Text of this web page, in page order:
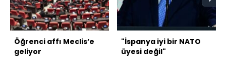
Öğrenci affı Meclis’e
geliyor
"İspanya iyi bir NATO
üyesi değil"